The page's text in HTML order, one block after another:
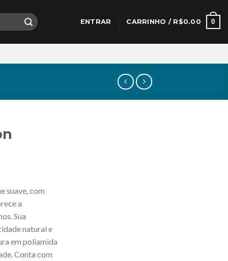
ENTRAR CARRINHO / R$0.00 0
suave, com
a
Sua
natural e
em poliamida
Conta com